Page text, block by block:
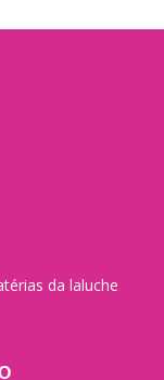
da laluche